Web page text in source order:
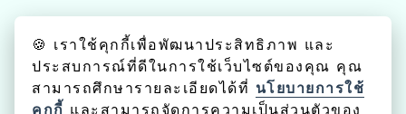
หน่วยตรวจสอบภายใน
🍪 เราใช้คุกกี้เพื่อพัฒนาประสิทธิภาพ และ
ประสบการณ์ที่ดีในการใช้เว็บไซต์ของคุณ คุณ
สามารถศึกษารายละเอียดได้ที่ นโยบายการใช้
คุกกี้ และสามารถจัดการความเป็นส่วนตัวของ